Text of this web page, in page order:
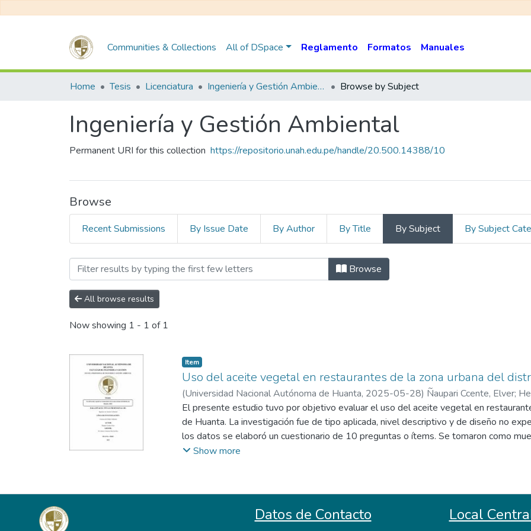
Communities & Collections All of DSpace Reglamento Formatos Manuales
Home Tesis Licenciatura Ingeniería y Gestión Ambiental Browse by Subject
Ingeniería y Gestión Ambiental
Permanent URI for this collection https://repositorio.unah.edu.pe/handle/20.500.14388/10
Browse
Recent Submissions By Issue Date By Author By Title By Subject By Subject
Browsing Ingeniería y Gestión Ambiental by Subject
Browse
All browse results
Now showing 1 - 1 of 1
Item
Uso del aceite vegetal en restaurantes de la zona urbana del
(Universidad Nacional Autónoma de Huanta, 2025-05-28) Ñaupari Ccente, Elver;
Universidad Nacional Autónoma de Huanta
El presente estudio tuvo por objetivo evaluar el uso del aceite vegetal en
de Huanta. La investigación fue de tipo aplicada, nivel descriptivo y de diseño no
los datos se elaboró un cuestionario de 10 preguntas o ítems. Se tomaron como
pertenecientes al distrito de Huanta. Resultado: El 30 % de los participantes
encuestados afirmaron que reemplazan 1 vez el aceite vegetal utilizado en fritura,
17% reemplaza 3 veces, el 9% reemplaza mayor a 3 veces y 6% reemplazan
lado, el 37% deposita para comida de animal, el 34 % de ellos vierten al
Show more
Datos de Contacto Local